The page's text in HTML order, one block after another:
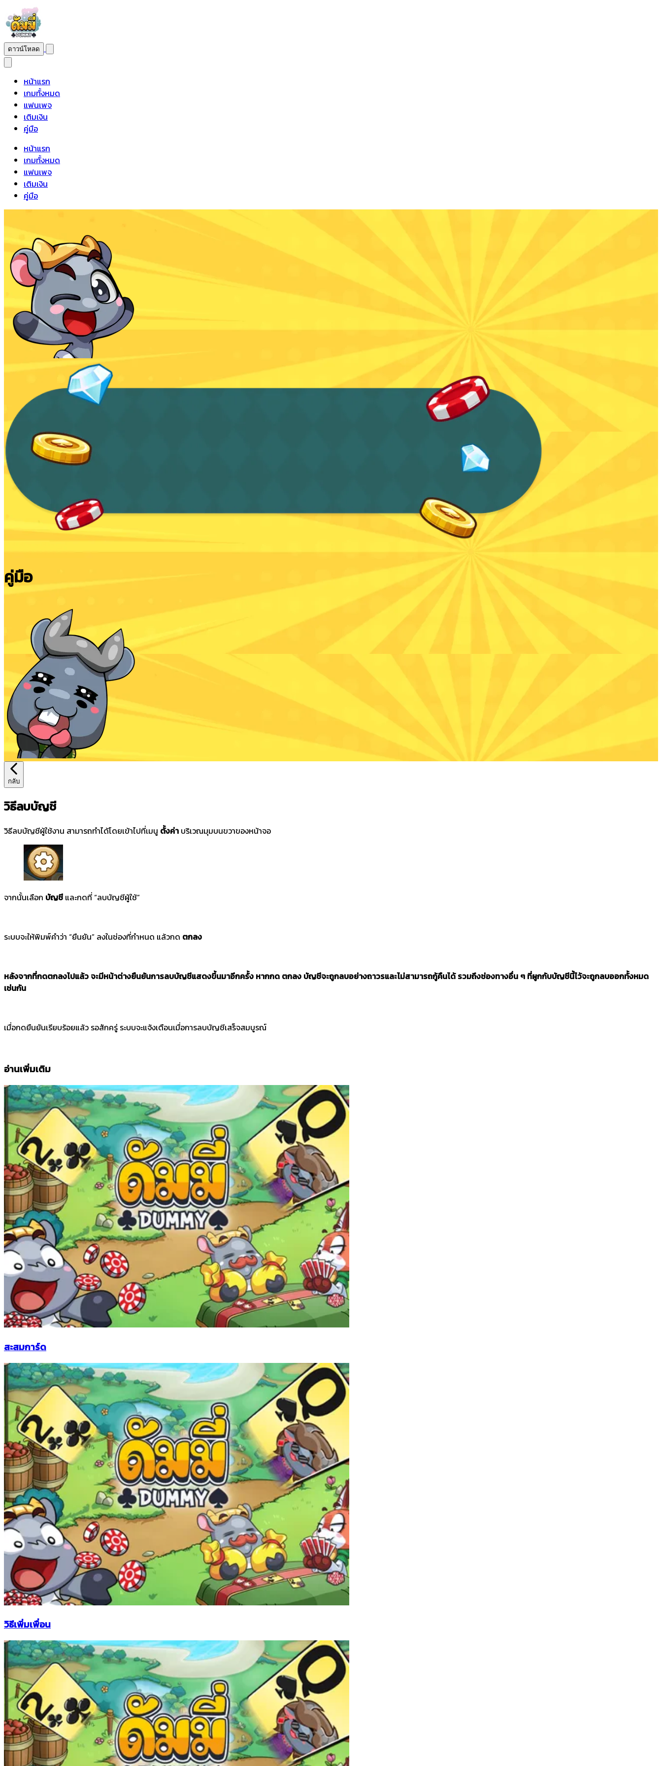
ดาวน์โหลด
หน้าแรก
เกมทั้งหมด
แฟนเพจ
เติมเงิน
คู่มือ
หน้าแรก
เกมทั้งหมด
แฟนเพจ
เติมเงิน
คู่มือ
คู่มือ
กลับ
วิธีลบบัญชี
วิธีลบบัญชีผู้ใช้งาน สามารถทำได้โดยเข้าไปที่เมนู ตั้งค่า บริเวณมุมบนขวาของหน้าจอ
จากนั้นเลือก บัญชี และกดที่ “ลบบัญชีผู้ใช้”
ระบบจะให้พิมพ์คำว่า “ยืนยัน” ลงในช่องที่กำหนด แล้วกด ตกลง
หลังจากที่กดตกลงไปแล้ว จะมีหน้าต่างยืนยันการลบบัญชีแสดงขึ้นมาอีกครั้ง หากกด ตกลง บัญชีจะถูกลบอย่างถาวรและไม่สามารถกู้คืนได้ รวมถึงช่องทางอื่น ๆ ที่ผูกกับบัญชีนี้ไว้จะถูกลบออกทั้งหมด
เช่นกัน
เมื่อกดยืนยันเรียบร้อยแล้ว รอสักครู่ ระบบจะแจ้งเตือนเมื่อการลบบัญชีเสร็จสมบูรณ์
อ่านเพิ่มเติม
สะสมการ์ด
วิธีเพิ่มเพื่อน